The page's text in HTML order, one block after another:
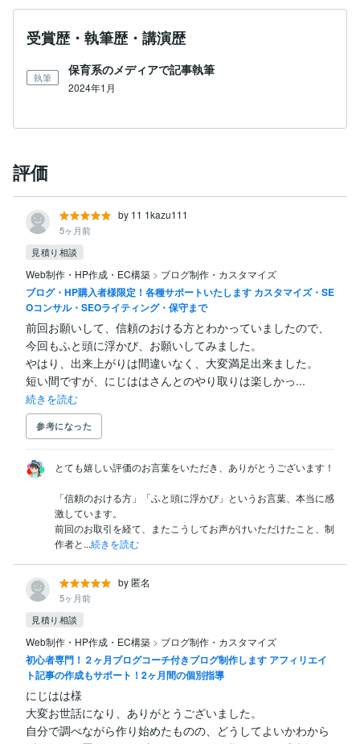
受賞歴・執筆歴・講演歴
執筆
保育系のメディアで記事執筆
2024年1月
評価
by 11 1kazu111
5ヶ月前
見積り相談
Web制作・HP作成・EC構築 > ブログ制作・カスタマイズ
ブログ・HP購入者様限定！各種サポートいたします カスタマイズ・SE
Oコンサル・SEOライティング・保守まで
前回お願いして、信頼のおける方とわかっていましたので、
今回もふと頭に浮かび、お願いしてみました。
やはり、出来上がりは間違いなく、大変満足出来ました。
短い間ですが、にじははさんとのやり取りは楽しかっ...
続きを読む
参考になった
とても嬉しい評価のお言葉をいただき、ありがとうございます！
「信頼のおける方」「ふと頭に浮かび」というお言葉、本当に感
激しています。
前回のお取引を経て、またこうしてお声がけいただけたこと、制
作者と...続きを読む
by 匿名
5ヶ月前
見積り相談
Web制作・HP作成・EC構築 > ブログ制作・カスタマイズ
初心者専門！２ヶ月ブログコーチ付きブログ制作します アフィリエイ
ト記事の作成もサポート！2ヶ月間の個別指導
にじはは様
大変お世話になり、ありがとうございました。
自分で調べながら作り始めたものの、どうしてよいかわから